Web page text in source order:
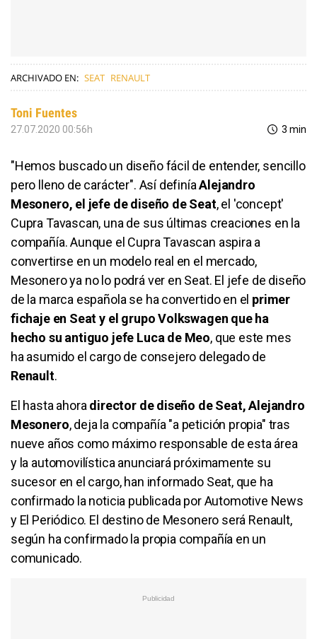
ARCHIVADO EN: SEAT RENAULT
Toni Fuentes
27.07.2020 00:56h 3 min
"Hemos buscado un diseño fácil de entender, sencillo
pero lleno de carácter". Así definíaAlejandro
Mesonero, el jefe de diseño de Seat, el 'concept'
Cupra Tavascan, una de sus últimas creaciones en la
compañía. Aunque el Cupra Tavascan aspira a
convertirse en un modelo real en el mercado,
Mesonero ya no lo podrá ver en Seat. El jefe de diseño
de la marca española se ha convertido en el primer
fichaje en Seat y el grupo Volkswagen que ha
hecho su antiguo jefe Luca de Meo, que este mes
ha asumido el cargo de consejero delegado de
Renault.
El hasta ahora director de diseño de Seat, Alejandro
Mesonero, deja la compañía "a petición propia" tras
nueve años como máximo responsable de esta área
y la automovilística anunciará próximamente su
sucesor en el cargo, han informado Seat, que ha
confirmado la noticia publicada por Automotive News
y El Periódico. El destino de Mesonero será Renault,
según ha confirmado la propia compañía en un
comunicado.